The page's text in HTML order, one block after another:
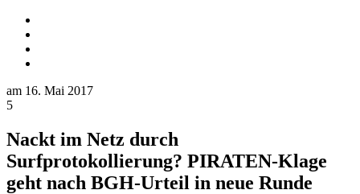
am 16. Mai 2017
5
Nackt im Netz durch
Surfprotokollierung? PIRATEN-Klage
geht nach BGH-Urteil in neue Runde